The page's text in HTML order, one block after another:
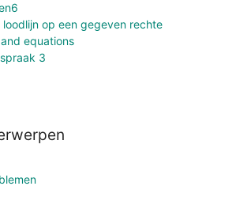
op een gegeven rechte
equations
3